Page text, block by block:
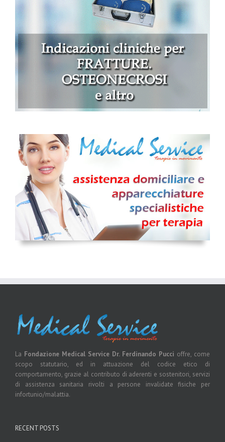
La Fondazione Medical Service Dr. Ferdinando Pucci offre, come
scopo statutario, ed in attuazione del codice etico di
comportamento, grazie al contributo di aderenti e sostenitori, servizi
di assistenza sanitaria rivolti a persone invalidate fisiche per
infortunio/malattia.
RECENT POSTS